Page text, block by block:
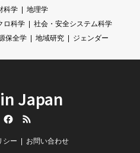
科学
地理学
ロ科学
社会・安全システム科学
保全学 地域研究 ジェンダー
Japan
シー お問い合わせ